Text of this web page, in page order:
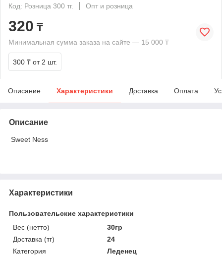
Код: Розница 300 тг.
Опт и розница
320 ₸
Минимальная сумма заказа на сайте — 15 000 ₸
300 ₸ от 2 шт.
Описание Характеристики Доставка Оплата
Описание
Sweet Ness
Характеристики
Пользовательские характеристики
Вес (нетто)
30гр
Доставка (тг)
24
Категория
Леденец